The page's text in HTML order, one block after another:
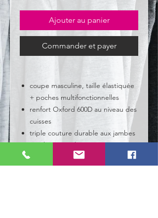
Ajouter au panier
Commander et payer
coupe masculine, taille élastiquée
+ poches multifonctionnelles
renfort Oxford 600D au niveau des
cuisses
triple couture durable aux jambes
et à l'entrejambe
détails réfléchissants